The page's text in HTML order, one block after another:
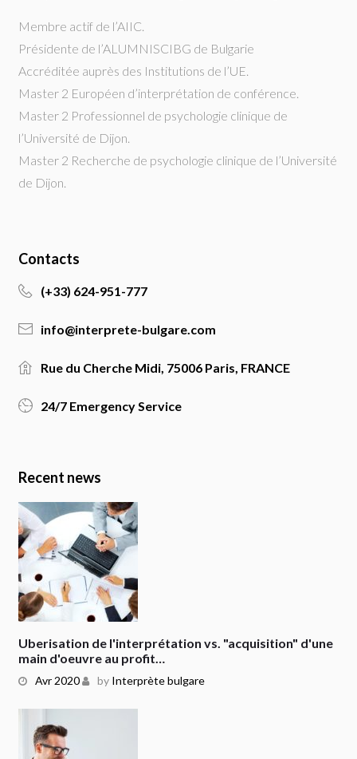
Membre actif de l’AIIC.
Présidente de l’ALUMNISCIBG de Bulgarie
Accréditée auprès des Institutions de l’UE.
Master 2 Européen d’interprétation de conférence.
Master 2 Professionnel de psychologie clinique de
l’Université de Dijon.
Master 2 Recherche de psychologie clinique de l’Université
de Dijon.
Contacts
(+33) 624-951-777
info@interprete-bulgare.com
Rue du Cherche Midi, 75006 Paris, FRANCE
24/7 Emergency Service
Recent news
Avr 2020 by Interprète bulgare
Uberisation de l'interprétation vs. "acquisition" d'une
main d'oeuvre au profit…